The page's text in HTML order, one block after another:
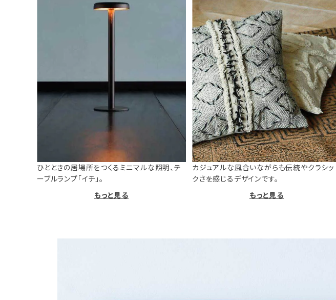
ひとときの居場所をつくるミニマルな照明、テ
ーブルランプ「イチ」。
もっと見る
カジュアルな風合いながらも伝統やクラシッ
クさを感じるデザインです。
もっと見る